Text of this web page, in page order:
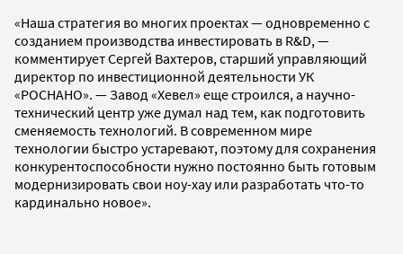
«Наша стратегия во многих проектах — одновременно с
созданием производства инвестировать в R&D, —
комментирует Сергей Вахтеров, старший управляющий
директор по инвестиционной деятельности УК
«РОСНАНО». — Завод «Хевел» еще строился, а научно-
технический центр уже думал над тем, как подготовить
сменяемость технологий. В современном мире
технологии быстро устаревают, поэтому для сохранения
конкурентоспособности нужно постоянно быть готовым
модернизировать свои ноу-хау или разработать что-то
кардинально новое».